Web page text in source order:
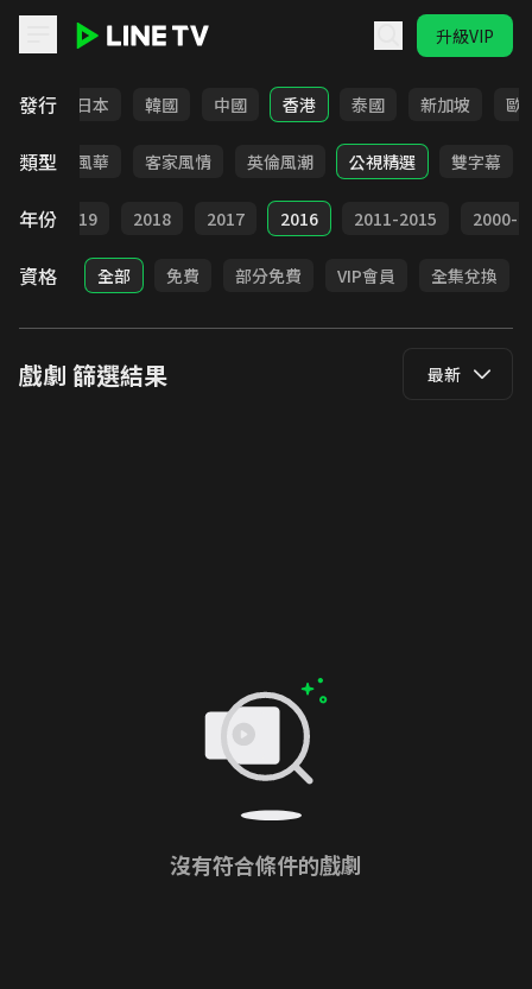
升級VIP
發行
台灣 日本 韓國 中國 香港 泰國 新加坡 歐
類型台語風華 客家風情 英倫風潮 公視精選 雙字幕
年份 2019 2018 2017 2016 2011-2015 2000-
資格 全部 免費 部分免費 VIP會員 全集兌換
戲劇 篩選結果 最新
沒有符合條件的戲劇